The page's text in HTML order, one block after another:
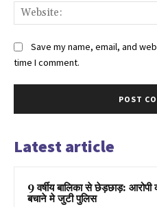
Save my name, email, and
time I comment.
Latest article
9 वर्षीय बालिका से छेड़छाड़: आरोपी
बचाने मे जुटी पुलिस